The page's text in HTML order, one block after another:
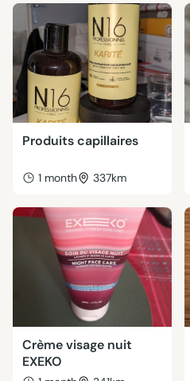
Produits capillaires
1 month 337km
Crème visage nuit
EXEKO